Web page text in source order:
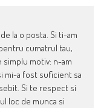
la o posta. Si ti-am
cumatrul tau,
motiv: n-am
mi-a fost suficient sa
Si te respect si
loc de munca si